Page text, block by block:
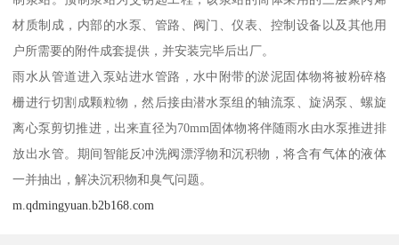
材质制成，内部的水泵、管路、阀门、仪表、控制设备以及其他用
户所需要的附件成套提供，并安装完毕后出厂。
雨水从管道进入泵站进水管路，水中附带的淤泥固体物将被粉碎格
栅进行切割成颗粒物，然后接由潜水泵组的轴流泵、旋涡泵、螺旋
离心泵剪切推进，出来直径为70mm固体物将伴随雨水由水泵推进排
放出水管。期间智能反冲洗阀漂浮物和沉积物，将含有气体的液体
一并抽出，解决沉积物和臭气问题。
m.qdmingyuan.b2b168.com